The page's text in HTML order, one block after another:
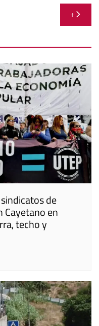
+
de
Cayetano en
techo y